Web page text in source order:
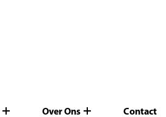
Over Ons Contact